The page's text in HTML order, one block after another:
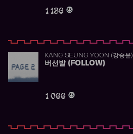
1 136
KANG SEUNG YOON (강승윤)
버선발 (FOLLOW)
1 066